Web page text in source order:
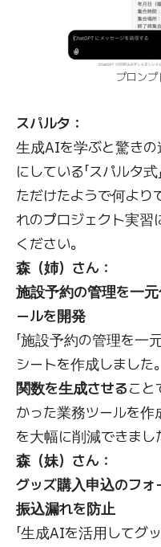
プロン
スパルタ：
生成AIを学ぶと驚き
にしている「スパルタ
ただけたようで何より
れのプロジェクト実
ください。
森（姉）さん：
施設予約の管理を一
ールを開発
「施設予約の管理を一
シートを作成しました。
関数を生成させること
かった業務ツールを
を大幅に削減できまし
森（妹）さん：
グッズ購入申込のフォ
振込漏れを防止
「生成AIを活用してグ